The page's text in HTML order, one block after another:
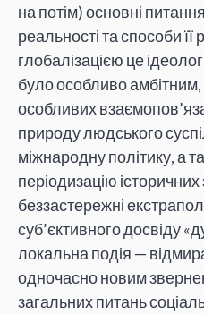
на потім) основні
реальності та способи її
глобалізацією це
було особливо
особливих
природу людського
міжнародну політику, а
періодизацію історичних
беззастережні
суб’єктивного досвіду
локальна подія —
одночасно новим
загальних питань